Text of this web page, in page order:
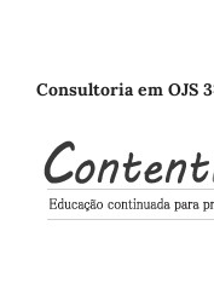
Consultoria em OJS